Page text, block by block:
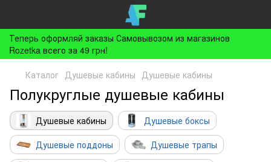
Теперь оформляй заказы Самовывозом из магазинов
Rozetka всего за 49 грн!
Каталог Душевые кабины Душевые кабины
Полукруглые душевые кабины
Душевые кабины
Душевые боксы
Душевые поддоны
Душевые трапы